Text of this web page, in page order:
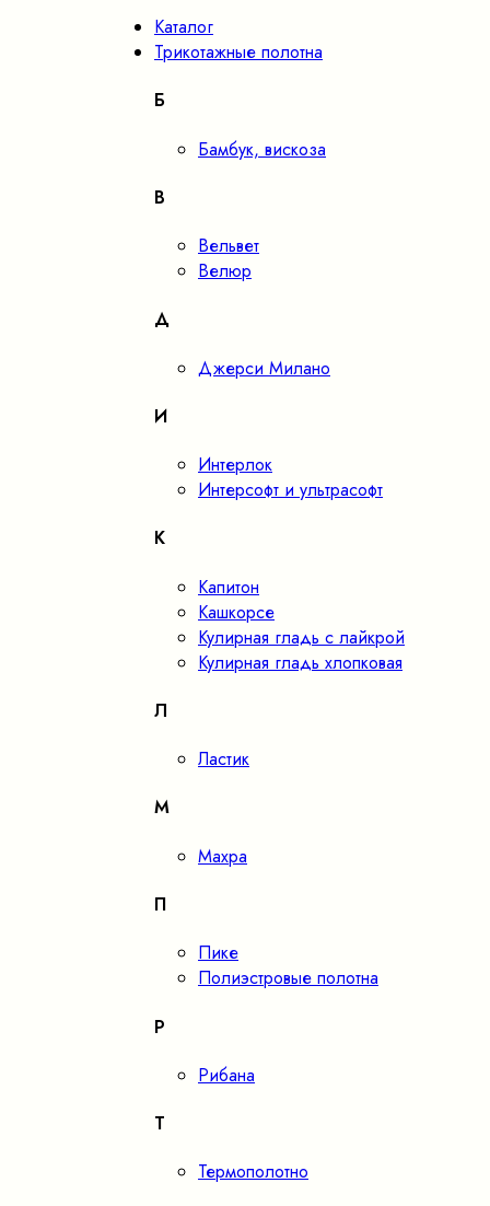
Каталог
Трикотажные полотна
Б
Бамбук, вискоза
В
Вельвет
Велюр
Д
Джерси Милано
И
Интерлок
Интерсофт и ультрасофт
К
Капитон
Кашкорсе
Кулирная гладь с лайкрой
Кулирная гладь хлопковая
Л
Ластик
М
Махра
П
Пике
Полиэстровые полотна
Р
Рибана
Т
Термополотно